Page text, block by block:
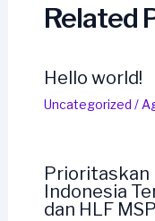
Related
Hello world!
Uncategorized /
Prioritaskan
Indonesia
dan HLF